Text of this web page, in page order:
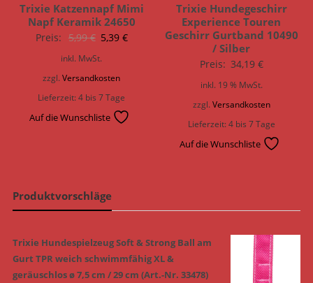
Trixie Katzennapf Mimi
Napf Keramik 24650
Preis: 5,99€ Ursprünglicher
Preis
5,39 €Aktueller
inkl. MwSt.
zzgl.Versandkosten
Lieferzeit:4 bis 7 Tage
Auf die Wunschliste
Trixie Hundegeschirr
Experience Touren
Geschirr Gurtband 10490
/ Silber
Preis: 34,19 €
inkl. 19 % MwSt.
zzgl. Versandkosten
Lieferzeit:4 bis 7 Tage
Auf die Wunschliste
Produktvorschläge
Trixie Hundespielzeug Soft & Strong Ball am
Gurt TPR weich schwimmfähig XL &
geräuschlos ø 7,5 cm / 29 cm (Art.-Nr. 33478)